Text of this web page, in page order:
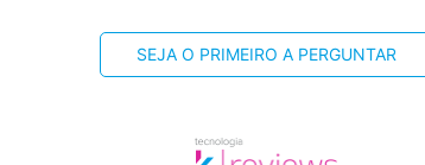
SEJA O PRIMEIRO A PERGUNTAR